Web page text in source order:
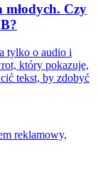
młodych. Czy
tylko o audio i
który pokazuje,
tekst, by zdobyć